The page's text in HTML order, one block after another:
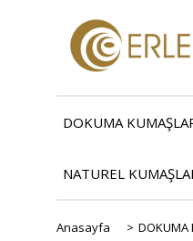
DOKUMA
NATUREL
Anasayfa > DOKUMA